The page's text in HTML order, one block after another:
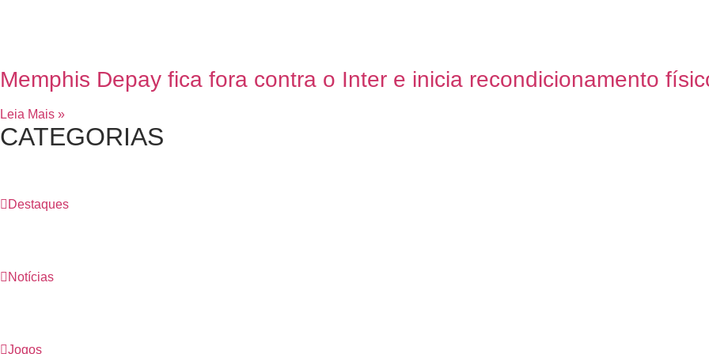
Memphis Depay fica fora contra o Inter e inicia recondicionamento
Leia Mais »
CATEGORIAS
Destaques
Notícias
Jogos